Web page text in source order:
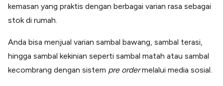
kemasan yang praktis dengan berbagai varian rasa sebagai
stok di rumah.
Anda bisa menjual varian sambal bawang, sambal terasi,
hingga sambal kekinian seperti sambal matah atau sambal
kecombrang dengan sistem pre ordermelalui media sosial.